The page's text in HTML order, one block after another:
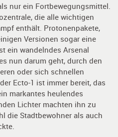
nur ein Fortbewegungsmittel.
die alle wichtigen
enthält. Protonenpakete,
Versionen sogar eine
ein wandelndes Arsenal
nun darum geht, durch den
oder sich schnellen
Ecto-1 ist immer bereit, das
markantes heulendes
Lichter machten ihn zu
die Stadtbewohner als auch